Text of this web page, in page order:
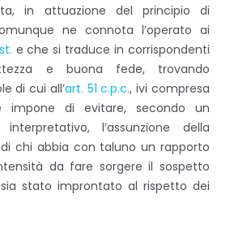
in attuazione del principio di
ne connota l’operato ai
e che si traduce in corrispondenti
e buona fede, trovando
di cui all’art. 51 c.p.c., ivi compresa
impone di evitare, secondo un
l’assunzione della
chi abbia con taluno un rapporto
da fare sorgere il sospetto
stato improntato al rispetto dei